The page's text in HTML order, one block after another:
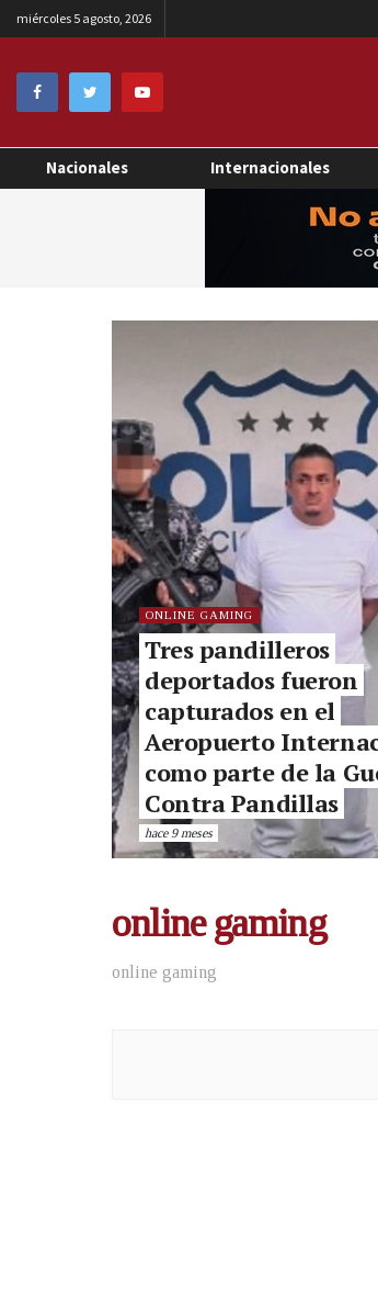
miércoles 5 agosto, 2026
Nacionales Internacionales
ONLINE GAMING
Tres pandilleros
deportados fueron
capturados en el
Aeropuerto
como parte de la
Contra Pandillas
hace 9 meses
online gaming
online gaming